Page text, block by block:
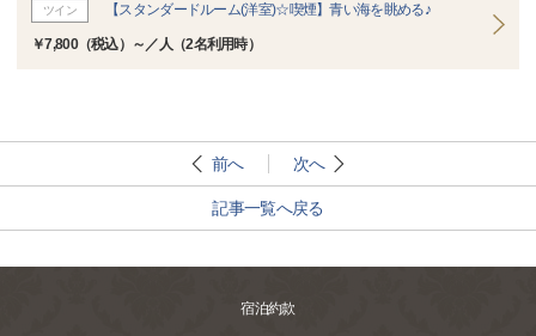
ツイン 【スタンダードルーム(洋室)☆喫煙】青い海を眺める♪
￥7,800（税込）～／人（2名利用時）
前へ 次へ
記事一覧へ戻る
宿泊約款